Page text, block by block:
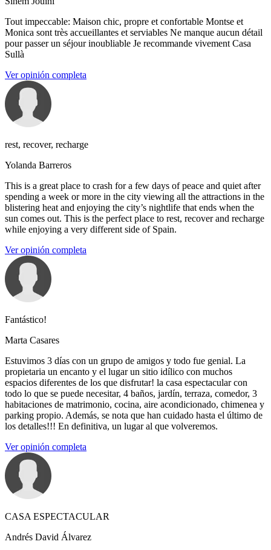
Tout impeccable: Maison chic, propre et confortable Montse et
Monica sont très accueillantes et serviables Ne manque aucun détail
pour passer un séjour inoubliable Je recommande vivement Casa
Sullà
Ver opinión completa
rest, recover, recharge
Yolanda Barreros
This is a great place to crash for a few days of peace and quiet after
spending a week or more in the city viewing all the attractions in the
blistering heat and enjoying the city’s nightlife that ends when the
sun comes out. This is the perfect place to rest, recover and recharge
while enjoying a very different side of Spain.
Ver opinión completa
Fantástico!
Marta Casares
Estuvimos 3 días con un grupo de amigos y todo fue genial. La
propietaria un encanto y el lugar un sitio idílico con muchos
espacios diferentes de los que disfrutar! la casa espectacular con
todo lo que se puede necesitar, 4 baños, jardín, terraza, comedor, 3
habitaciones de matrimonio, cocina, aire acondicionado, chimenea y
parking propio. Además, se nota que han cuidado hasta el último de
los detalles!!! En definitiva, un lugar al que volveremos.
Ver opinión completa
CASA ESPECTACULAR
Andrés David Álvarez